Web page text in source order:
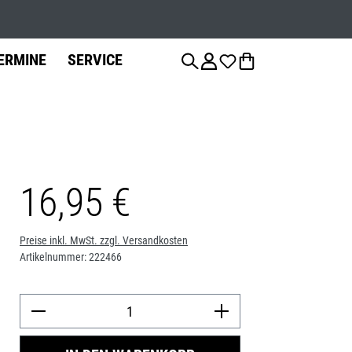
Fahrradteile
Sattelstützen
SERVICE
Fahrrad-
Montage
16,95 €
Preise inkl. MwSt. zzgl. Versandkosten
Artikelnummer:222466